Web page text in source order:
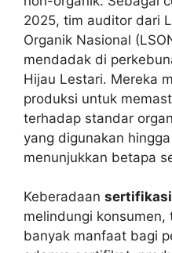
2025, tim auditor dari
Organik Nasional
mendadak di
Hijau Lestari. Mereka
produksi untuk
terhadap standar
yang digunakan
menunjukkan betapa
Keberadaan
melindungi
banyak manfaat bagi